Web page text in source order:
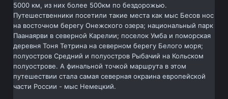
5000 км, из них более 500км по бездорожью.
Путешественники посетили такие места как мыс Бесов нос
на восточном берегу Онежского озера; национальный парк
Паанаярви в северной Карелии; поселок Умба и поморская
деревня Тоня Тетрина на северном берегу Белого моря;
полуостров Средний и полуостров Рыбачий на Кольском
полуострове. А финальной точкой маршрута в этом
путешествии стала самая северная окраина европейской
части России - мыс Немецкий.